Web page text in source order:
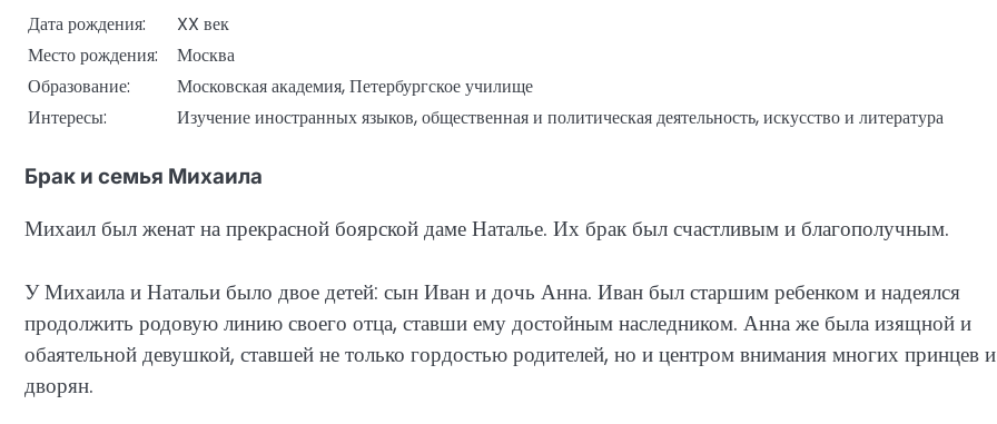
Дата рождения:
XX век
Место рождения:
Москва
Образование:
Московская академия, Петербургское училище
Интересы:
Изучение иностранных языков, общественная и политическая деятельность, искусство и литература
Брак и семья Михаила
Михаил был женат на прекрасной боярской даме Наталье. Их брак был счастливым и благополучным.
У Михаила и Натальи было двое детей: сын Иван и дочь Анна. Иван был старшим ребенком и надеялся
продолжить родовую линию своего отца, ставши ему достойным наследником. Анна же была изящной и
обаятельной девушкой, ставшей не только гордостью родителей, но и центром внимания многих принцев и
дворян.